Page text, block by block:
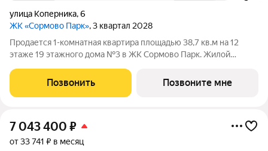
улица Коперника,6
ЖК «Сормово Парк», 3 квартал 2028
Продается 1-комнатная квартира площадью 38,7 кв.м на 12
этаже 19 этажного дома №3 в ЖК Сормово Парк. Жилой
центральной локации Сормовского района Нижнего
Новгорода. В окружении комплекса Сормовский
Позвонить Позвоните мне
7 043 400 ₽
от 33 741 ₽ в месяц